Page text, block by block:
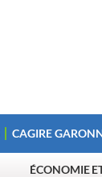
CAGIRE
ÉCONOMIE